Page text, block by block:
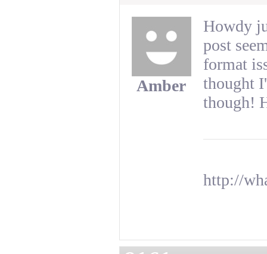
Amber
Howdy
post
format
thought
though!
http://